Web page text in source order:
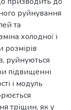
руйнування
та
холодної і
розмірів
руйнуються
підвищенні
і модуль
тріщин, як у